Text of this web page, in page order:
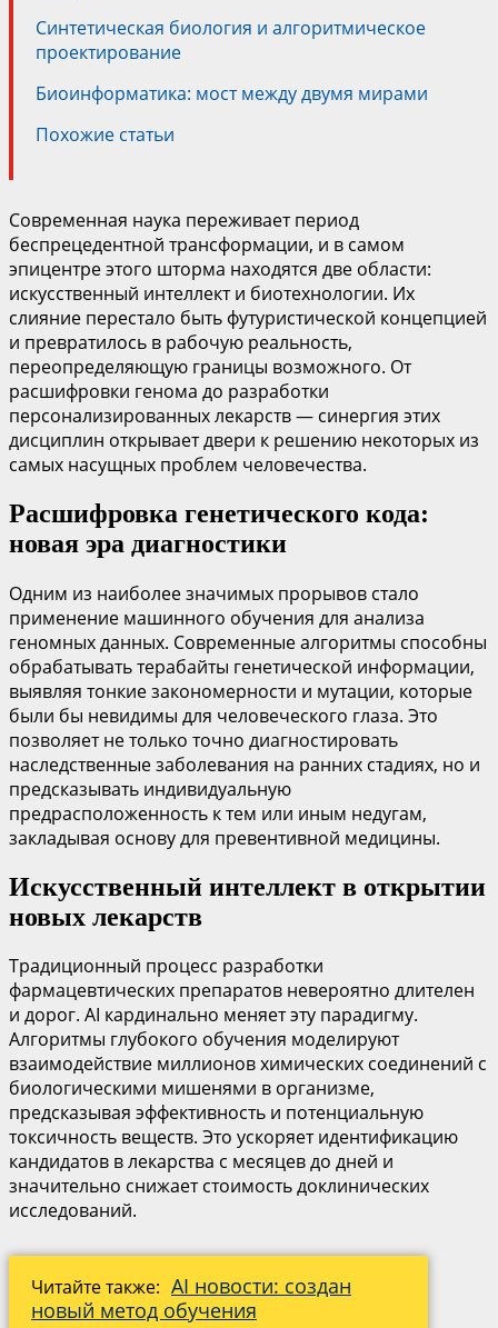
Синтетическая биология и алгоритмическое
проектирование
Биоинформатика: мост между двумя мирами
Похожие статьи
Современная наука переживает период
беспрецедентной трансформации, и в самом
эпицентре этого шторма находятся две области:
искусственный интеллект и биотехнологии. Их
слияние перестало быть футуристической концепцией
и превратилось в рабочую реальность,
переопределяющую границы возможного. От
расшифровки генома до разработки
персонализированных лекарств — синергия этих
дисциплин открывает двери к решению некоторых из
самых насущных проблем человечества.
Расшифровка генетического кода:
новая эра диагностики
Одним из наиболее значимых прорывов стало
применение машинного обучения для анализа
геномных данных. Современные алгоритмы способны
обрабатывать терабайты генетической информации,
выявляя тонкие закономерности и мутации, которые
были бы невидимы для человеческого глаза. Это
позволяет не только точно диагностировать
наследственные заболевания на ранних стадиях, но и
предсказывать индивидуальную
предрасположенность к тем или иным недугам,
закладывая основу для превентивной медицины.
Искусственный интеллект в открытии
новых лекарств
Традиционный процесс разработки
фармацевтических препаратов невероятно длителен
и дорог. AI кардинально меняет эту парадигму.
Алгоритмы глубокого обучения моделируют
взаимодействие миллионов химических соединений с
биологическими мишенями в организме,
предсказывая эффективность и потенциальную
токсичность веществ. Это ускоряет идентификацию
кандидатов в лекарства с месяцев до дней и
значительно снижает стоимость доклинических
исследований.
Читайте также: AI новости: создан
новый метод обучения